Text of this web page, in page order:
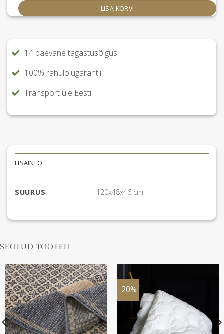
LISA KORVI
14 päevane tagastusõigus
100% rahulolugarantii
Transport üle Eesti!
LISAINFO
SUURUS 120x48x46 cm
SEOTUD TOOTED
-20%